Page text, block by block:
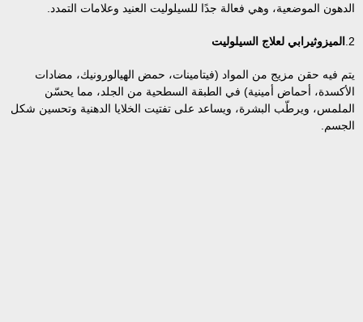
الدهون الموضعية، وهي فعالة جدًا للسيلوليت العنيد وعلامات التمدد.
2. الميزوثيرابي لعلاج السيلوليت
يتم فيه حقن مزيج من المواد (فيتامينات، حمض الهيالورونيك، مضادات
الأكسدة، أحماض أمينية) في الطبقة السطحية من الجلد، مما يحسّن
الملمس، ويرطّب البشرة، ويساعد على تفتيت الخلايا الدهنية وتحسين شكل
الجسم.